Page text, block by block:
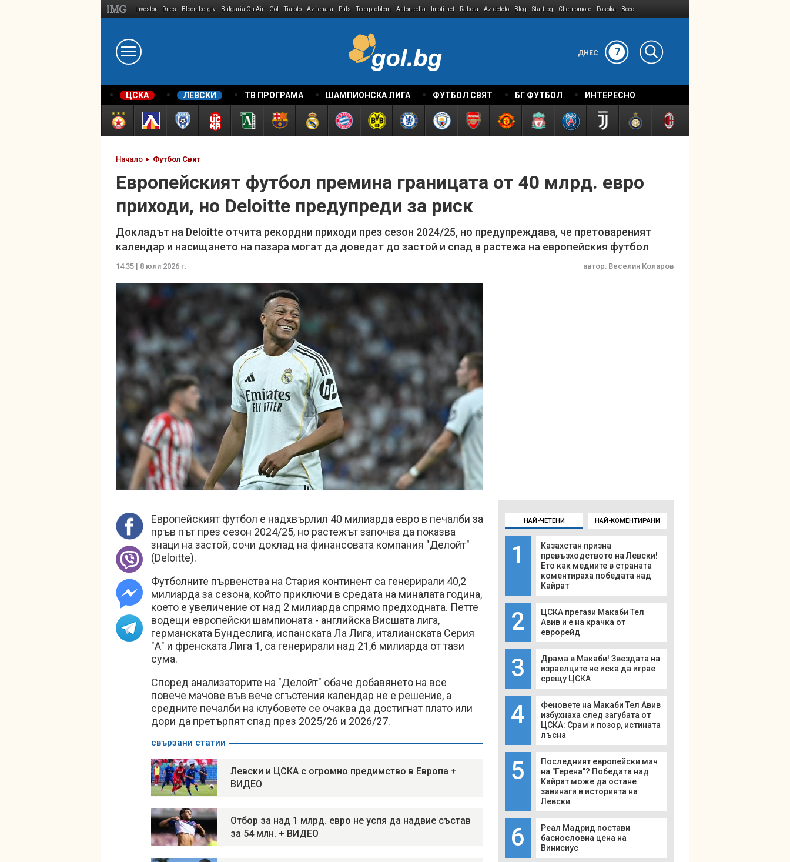
Investor Dnes Bloombergtv Bulgaria On Air Gol Tialoto Az-jenata Puls Teenproblem Automedia Imoti.net Rabota Az-deteto Blog Start.bg Chernomore Posoka Boec
ДНЕС 7
ЦСКА ЛЕВСКИ ТВ ПРОГРАМА ШАМПИОНСКА ЛИГА ФУТБОЛ СВЯТ БГ ФУТБОЛ ИНТЕРЕСНО
Начало Футбол Свят
Европейският футбол премина границата от 40 млрд. евро
приходи, но Deloitte предупреди за риск
Докладът на Deloitte отчита рекордни приходи през сезон 2024/25, но предупреждава, че претовареният
календар и насищането на пазара могат да доведат до застой и спад в растежа на европейския футбол
14:35 | 8 юли 2026 г. автор: Веселин Коларов
Европейският футбол е надхвърлил 40 милиарда евро в печалби за
пръв път през сезон 2024/25, но растежът започва да показва
знаци на застой, сочи доклад на финансовата компания "Делойт"
(Deloitte).
Футболните първенства на Стария континент са генерирали 40,2
милиарда за сезона, който приключи в средата на миналата година,
което е увеличение от над 2 милиарда спрямо предходната. Петте
водещи европейски шампионата - английска Висшата лига,
германската Бундеслига, испанската Ла Лига, италианската Серия
"А" и френската Лига 1, са генерирали над 21,6 милиарда от тази
сума.
Според анализаторите на "Делойт" обаче добавянето на все
повече мачове във вече сгъстения календар не е решение, а
средните печалби на клубовете се очаква да достигнат плато или
дори да претърпят спад през 2025/26 и 2026/27.
свързани статии
Левски и ЦСКА с огромно предимство в Европа +
ВИДЕО
Отбор за над 1 млрд. евро не успя да надвие състав
за 54 млн. + ВИДЕО
НАЙ-ЧЕТЕНИ НАЙ-КОМЕНТИРАНИ
1
Казахстан призна
превъзходството на Левски!
Ето как медиите в страната
коментираха победата над
Кайрат
2
ЦСКА прегази Макаби Тел
Авив и е на крачка от
еврорейд
3
Драма в Макаби! Звездата на
израелците не иска да играе
срещу ЦСКА
4
Феновете на Макаби Тел Авив
избухнаха след загубата от
ЦСКА: Срам и позор, истината
лъсна
5
Последният европейски мач
на "Герена"? Победата над
Кайрат може да остане
завинаги в историята на
Левски
6
Реал Мадрид постави
баснословна цена на
Винисиус